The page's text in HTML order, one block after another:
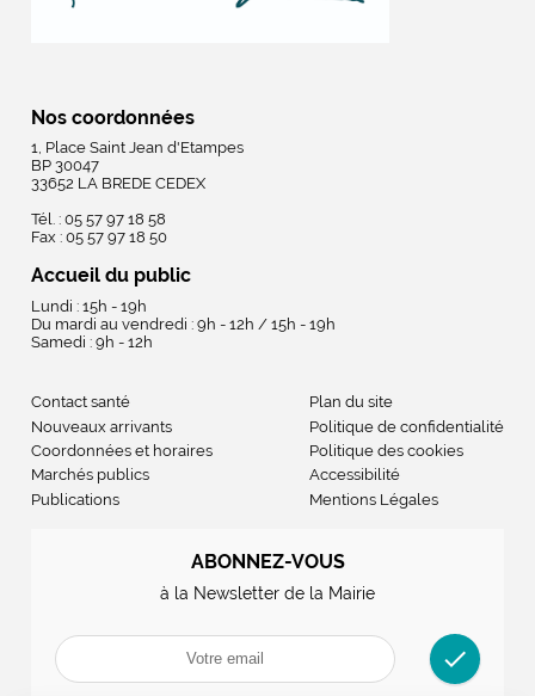
Nos coordonnées
1, Place Saint Jean d'Etampes
BP 30047
33652 LA BREDE CEDEX
Tél. : 05 57 97 18 58
Fax : 05 57 97 18 50
Accueil du public
Lundi : 15h - 19h
Du mardi au vendredi : 9h - 12h / 15h - 19h
Samedi : 9h - 12h
Contact santé
Nouveaux arrivants
Coordonnées et horaires
Marchés publics
Publications
Plan du site
Politique de confidentialité
Politique des cookies
Accessibilité
Mentions Légales
ABONNEZ-VOUS
à la Newsletter de la Mairie
check